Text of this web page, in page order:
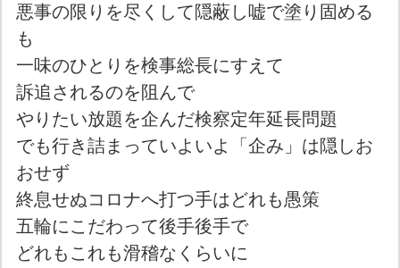
悪事の限りを尽くして隠蔽し嘘で塗り固める
も
一味のひとりを検事総長にすえて
訴追されるのを阻んで
やりたい放題を企んだ検察定年延長問題
でも行き詰まっていよいよ「企み」は隠しお
おせず
終息せぬコロナへ打つ手はどれも愚策
五輪にこだわって後手後手で
どれもこれも滑稽なくらいに